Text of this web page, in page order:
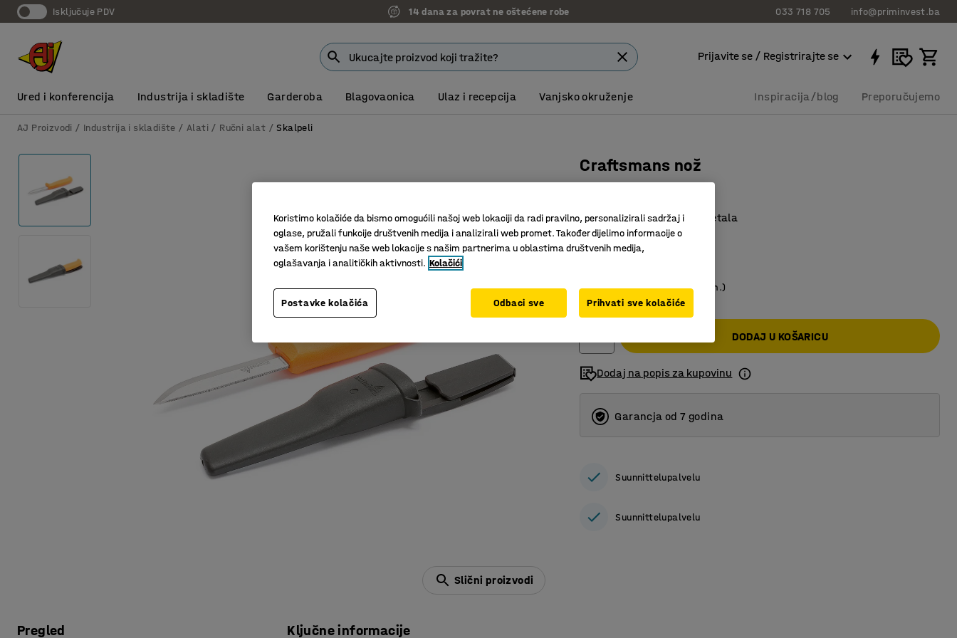
Isključuje PDV 14 dana za povrat ne oštećene robe 033 718 705 info@priminvest.ba
Prijavite se / Registrirajte se
Ured i konferencija Industrija i skladište Garderoba Blagovaonica Ulaz i recepcija Vanjsko okruženje Inspiracija/blog Preporučujemo
AJ Proizvodi Industrija i skladište Alati Ručni alat Skalpeli
Slični proizvodi
Pregled Ključne informacije
Craftsmans nož
Oštrica od japanskog metala
Oštrar je u nekoliko faza
Jedinstven držač
19,00 KM(19,00 KM/kom.)
bez PDV
DODAJ U KOŠARICU
Dodaj na popis za kupovinu
Garancja od 7 godina
Suunnittelupalvelu
Suunnittelupalvelu
Koristimo kolačiće da bismo omogućili našoj web lokaciji da radi pravilno, personalizirali sadržaj i
oglase, pružali funkcije društvenih medija i analizirali web promet. Također dijelimo informacije o
vašem korištenju naše web lokacije s našim partnerima u oblastima društvenih medija,
oglašavanja i analitičkih aktivnosti. Kolačići
Postavke kolačića Odbaci sve Prihvati sve kolačiće